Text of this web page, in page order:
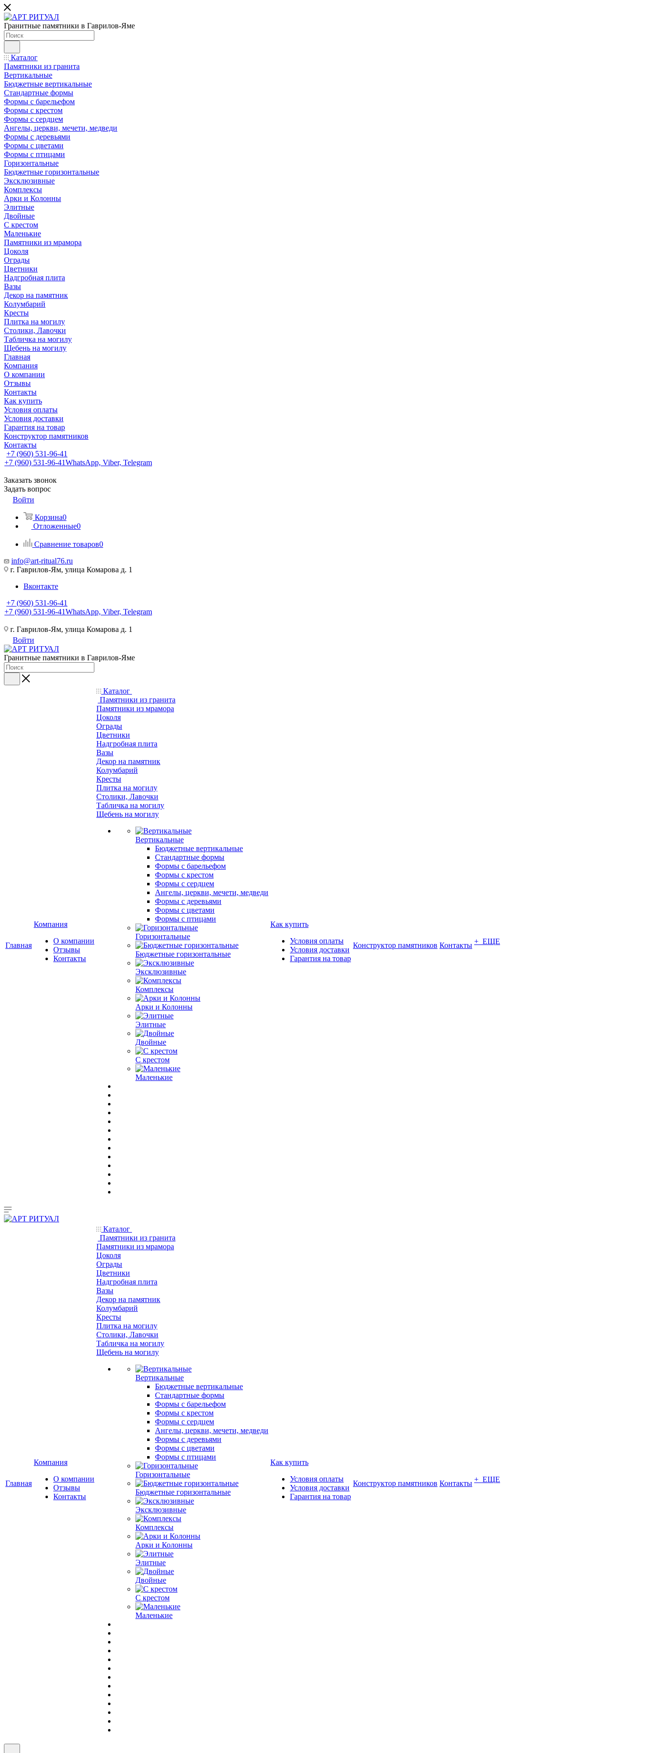
Гранитные памятники в Гаврилов-Яме
Каталог
Памятники из гранита
Вертикальные
Бюджетные вертикальные
Стандартные формы
Формы с барельефом
Формы с крестом
Формы с сердцем
Ангелы, церкви, мечети, медведи
Формы с деревьями
Формы с цветами
Формы с птицами
Горизонтальные
Бюджетные горизонтальные
Эксклюзивные
Комплексы
Арки и Колонны
Элитные
Двойные
С крестом
Маленькие
Памятники из мрамора
Цоколя
Ограды
Цветники
Надгробная плита
Вазы
Декор на памятник
Колумбарий
Кресты
Плитка на могилу
Столики, Лавочки
Табличка на могилу
Щебень на могилу
Главная
Компания
О компании
Отзывы
Контакты
Как купить
Условия оплаты
Условия доставки
Гарантия на товар
Конструктор памятников
Контакты
+7 (960) 531-96-41
+7 (960) 531-96-41WhatsApp, Viber, Telegram
Заказать звонок
Задать вопрос
Войти
Корзина0
Отложенные0
Сравнение товаров0
info@art-ritual76.ru
г. Гаврилов-Ям, улица Комарова д. 1
Вконтакте
+7 (960) 531-96-41
+7 (960) 531-96-41WhatsApp, Viber, Telegram
г. Гаврилов-Ям, улица Комарова д. 1
Войти
Гранитные памятники в Гаврилов-Яме
Главная
Компания
О компании
Отзывы
Контакты
Каталог
Памятники из гранита
Памятники из мрамора
Цоколя
Ограды
Цветники
Надгробная плита
Вазы
Декор на памятник
Колумбарий
Кресты
Плитка на могилу
Столики, Лавочки
Табличка на могилу
Щебень на могилу
Вертикальные
Бюджетные вертикальные
Стандартные формы
Формы с барельефом
Формы с крестом
Формы с сердцем
Ангелы, церкви, мечети, медведи
Формы с деревьями
Формы с цветами
Формы с птицами
Горизонтальные
Бюджетные горизонтальные
Эксклюзивные
Комплексы
Арки и Колонны
Элитные
Двойные
С крестом
Маленькие
Как купить
Условия оплаты
Условия доставки
Гарантия на товар
Конструктор памятников Контакты + ЕЩЕ
Главная
Компания
О компании
Отзывы
Контакты
Каталог
Памятники из гранита
Памятники из мрамора
Цоколя
Ограды
Цветники
Надгробная плита
Вазы
Декор на памятник
Колумбарий
Кресты
Плитка на могилу
Столики, Лавочки
Табличка на могилу
Щебень на могилу
Вертикальные
Бюджетные вертикальные
Стандартные формы
Формы с барельефом
Формы с крестом
Формы с сердцем
Ангелы, церкви, мечети, медведи
Формы с деревьями
Формы с цветами
Формы с птицами
Горизонтальные
Бюджетные горизонтальные
Эксклюзивные
Комплексы
Арки и Колонны
Элитные
Двойные
С крестом
Маленькие
Как купить
Условия оплаты
Условия доставки
Гарантия на товар
Конструктор памятников Контакты + ЕЩЕ